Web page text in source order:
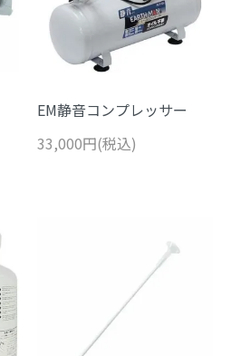
EM静音コンプレッサー
33,000円(税込)